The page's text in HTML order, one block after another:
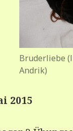
Bruderliebe
Andrik)
2015